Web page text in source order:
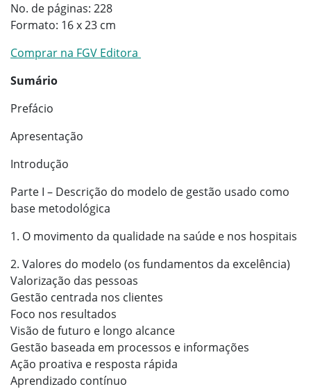
No. de páginas: 228
Formato: 16 x 23 cm
Comprar na FGV Editora
Sumário
Prefácio
Apresentação
Introdução
Parte I – Descrição do modelo de gestão usado como
base metodológica
1. O movimento da qualidade na saúde e nos hospitais
2. Valores do modelo (os fundamentos da excelência)
Valorização das pessoas
Gestão centrada nos clientes
Foco nos resultados
Visão de futuro e longo alcance
Gestão baseada em processos e informações
Ação proativa e resposta rápida
Aprendizado contínuo